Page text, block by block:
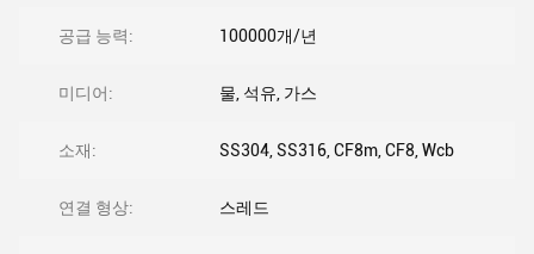
공급 능력: 100000개/년
미디어: 물, 석유, 가스
소재: SS304, SS316, CF8m, CF8, Wcb
연결 형상: 스레드